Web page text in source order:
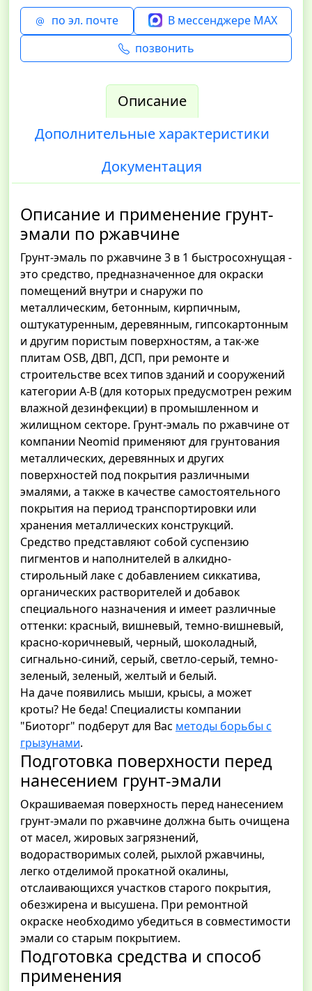
по эл. почте
В мессенджере MAX
позвонить
Описание
Дополнительные характеристики
Документация
Описание и применение грунт-
эмали по ржавчине
Грунт-эмаль по ржавчине 3 в 1 быстросохнущая -
это средство, предназначенное для окраски
помещений внутри и снаружи по
металлическим, бетонным, кирпичным,
оштукатуренным, деревянным, гипсокартонным
и другим пористым поверхностям, а так-же
плитам OSB, ДВП, ДСП, при ремонте и
строительстве всех типов зданий и сооружений
категории А-В (для которых предусмотрен режим
влажной дезинфекции) в промышленном и
жилищном секторе. Грунт-эмаль по ржавчине от
компании Neomid применяют для грунтования
металлических, деревянных и других
поверхностей под покрытия различными
эмалями, а также в качестве самостоятельного
покрытия на период транспортировки или
хранения металлических конструкций.
Средство представляют собой суспензию
пигментов и наполнителей в алкидно-
стирольный лаке с добавлением сиккатива,
органических растворителей и добавок
специального назначения и имеет различные
оттенки: красный, вишневый, темно-вишневый,
красно-коричневый, черный, шоколадный,
сигнально-синий, серый, светло-серый, темно-
зеленый, зеленый, желтый и белый.
На даче появились мыши, крысы, а может
кроты? Не беда! Специалисты компании
"Биоторг" подберут для Вас методы борьбы с
грызунами.
Подготовка поверхности перед
нанесением грунт-эмали
Окрашиваемая поверхность перед нанесением
грунт-эмали по ржавчине должна быть очищена
от масел, жировых загрязнений,
водорастворимых солей, рыхлой ржавчины,
легко отделимой прокатной окалины,
отслаивающихся участков старого покрытия,
обезжирена и высушена. При ремонтной
окраске необходимо убедиться в совместимости
эмали со старым покрытием.
Подготовка средства и способ
применения